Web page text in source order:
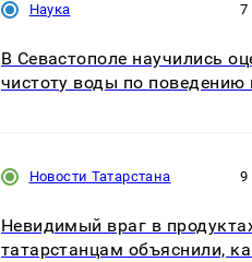
Наука 7
В Севастополе научились
чистоту воды по поведению
Новости Татарстана 9
Невидимый враг в
татарстанцам объяснили,